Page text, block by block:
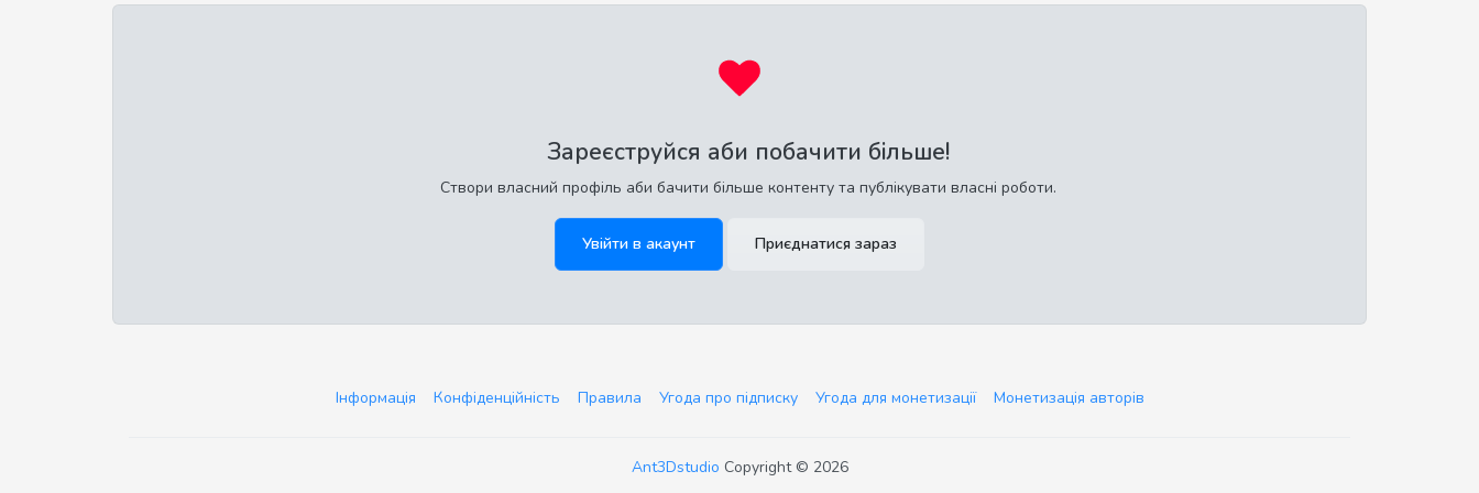
Зареєструйся аби побачити більше!
Створи власний профіль аби бачити більше контенту та публікувати власні роботи.
Увійти в акаунт Приєднатися зараз
Інформація Конфіденційність Правила Угода про підписку Угода для монетизації Монетизація авторів
Ant3Dstudio Copyright © 2026